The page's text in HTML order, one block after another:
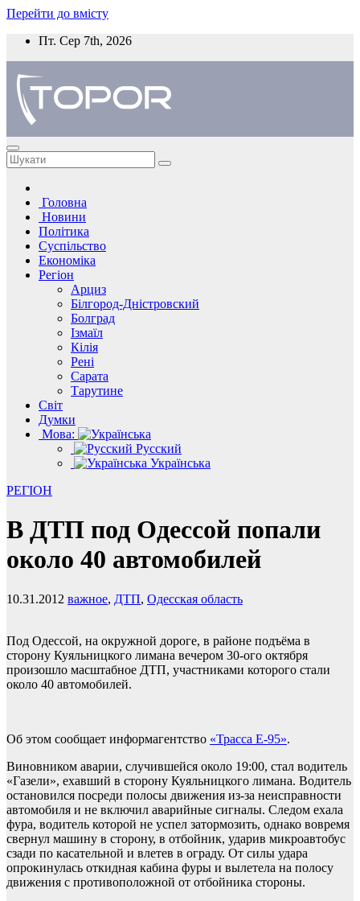
Перейти до вмісту
Пт. Сер 7th, 2026
Головна
Новини
Політика
Суспільство
Економіка
Регіон
Арциз
Білгород-Дністровский
Болград
Ізмаїл
Кілія
Рені
Сарата
Тарутине
Світ
Думки
Мова:
Русский
Українська
РЕГІОН
В ДТП под Одессой попали
около 40 автомобилей
10.31.2012 важное, ДТП, Одесская область
Под Одессой, на окружной дороге, в районе подъёма в
сторону Куяльницкого лимана вечером 30-ого октября
произошло масштабное ДТП, участниками которого стали
около 40 автомобилей.
Об этом сообщает информагентство «Трасса Е-95».
Виновником аварии, случившейся около 19:00, стал водитель
«Газели», ехавший в сторону Куяльницкого лимана. Водитель
остановился посреди полосы движения из-за неисправности
автомобиля и не включил аварийные сигналы. Следом ехала
фура, водитель которой не успел затормозить, однако вовремя
свернул машину в сторону, в отбойник, ударив микроавтобус
сзади по касательной и влетев в ограду. От силы удара
опрокинулась откидная кабина фуры и вылетела на полосу
движения с противоположной от отбойника стороны.